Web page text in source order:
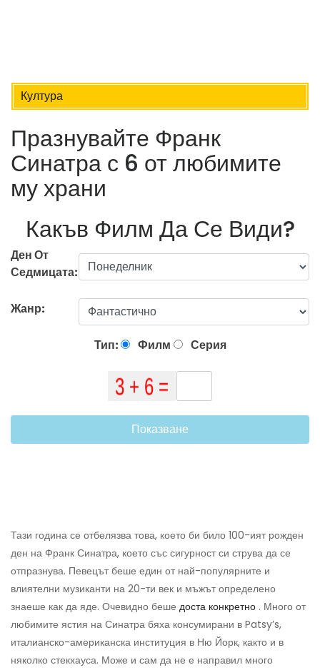
Култура
Празнувайте Франк
Синатра с 6 от любимите
му храни
Какъв Филм Да Се Види?
Ден От
Седмицата:
Жанр:
Тип: Филм Серия
Показване
Тази година се отбелязва това, което би било 100-ият рожден
ден на Франк Синатра, което със сигурност си струва да се
отпразнува. Певецът беше един от най-популярните и
влиятелни музиканти на 20-ти век и мъжът определено
знаеше как да яде. Очевидно беше доста конкретно . Много от
любимите ястия на Синатра бяха консумирани в Patsy’s,
италианско-американска институция в Ню Йорк, както и в
няколко стекхауса. Може и сам да не е направил много